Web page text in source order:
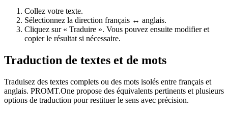
Collez votre texte.
Sélectionnez la direction français ↔ anglais.
Cliquez sur « Traduire ». Vous pouvez ensuite modifier et
copier le résultat si nécessaire.
Traduction de textes et de mots
Traduisez des textes complets ou des mots isolés entre français et
anglais. PROMT.One propose des équivalents pertinents et plusieurs
options de traduction pour restituer le sens avec précision.